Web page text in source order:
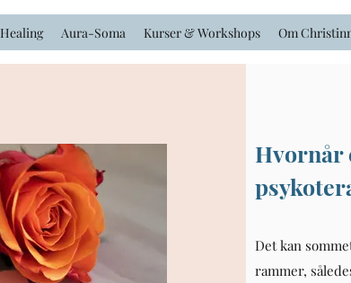
Healing Aura-Soma Kurser & Workshops Om
Hvornår
Det kan
rammer,